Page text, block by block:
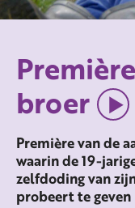
broer
Première van de
waarin de 19-
zelfdoding van
probeert te geven